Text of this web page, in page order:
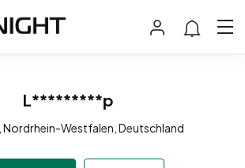
L*********p
Nordrhein-Westfalen, Deutschland